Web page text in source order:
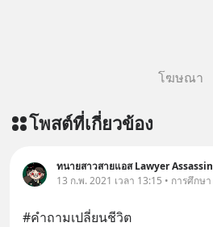
โฆษณา
โพสต์ที่เกี่ยวข้อง
ทนายสาวสายแอส Lawyer Assassin
13 ก.พ. 2021 เวลา 13:15 • การศึกษา
#คำถามเปลี่ยนชีวิต